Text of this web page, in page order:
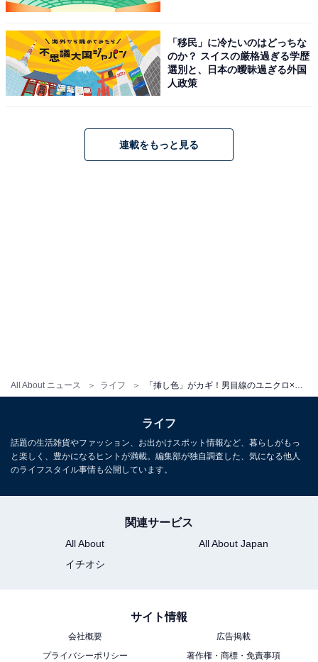
All About ニュース ライフ
コンシャス」のお手本のようなデザインです。
さらに、私がいちばん刺さったポイントは「イエローの
発色」にあります。少しグリーンがかったこのイエロー
は、ダークカラーの服に相性抜群。スカートで合わせて
スウェットライクハイネックセーター／GU 1990円
3. オンオフ兼用のゴム入りタックスカートで着回
し上手
「移民」に冷たいのはどっちな
のか？ スイスの厳格過ぎる学歴
選別と、日本の曖昧過ぎる外国
人政策
連載をもっと見る
ライフ
話題の生活雑貨やファッション、お出かけスポット情報など、暮らしがもっ
と楽しく、豊かになるヒントが満載。編集部が独自調査した、気になる他人
のライフスタイル事情も公開しています。
関連サービス
All About
All About Japan
イチオシ
サイト情報
会社概要
広告掲載
プライバシーポリシー
著作権・商標・免責事項